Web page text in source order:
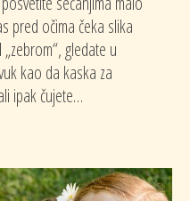
pred očima čeka slika
gledate u
kao da kaska za
ipak čujete…